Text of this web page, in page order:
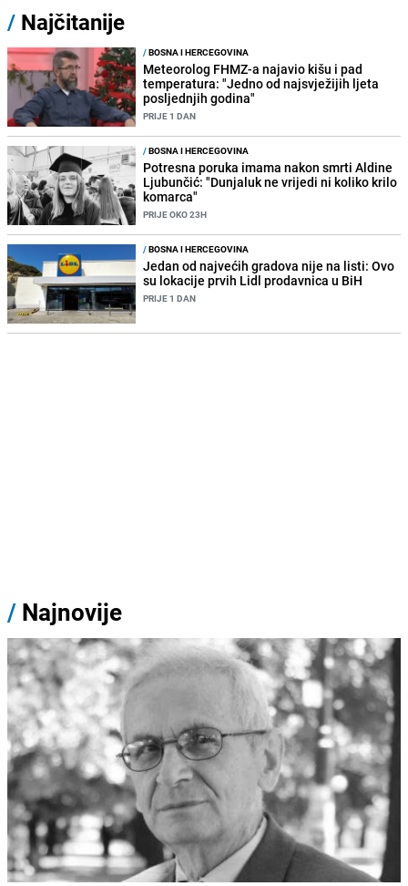
/ Najčitanije
/BOSNA I HERCEGOVINA
Meteorolog FHMZ-a najavio kišu i pad
temperatura: "Jedno od najsvježijih ljeta
posljednjih godina"
PRIJE 1 DAN
/BOSNA I HERCEGOVINA
Potresna poruka imama nakon smrti Aldine
Ljubunčić: "Dunjaluk ne vrijedi ni koliko krilo
komarca"
PRIJE OKO 23H
/BOSNA I HERCEGOVINA
Jedan od najvećih gradova nije na listi: Ovo
su lokacije prvih Lidl prodavnica u BiH
PRIJE 1 DAN
/ Najnovije